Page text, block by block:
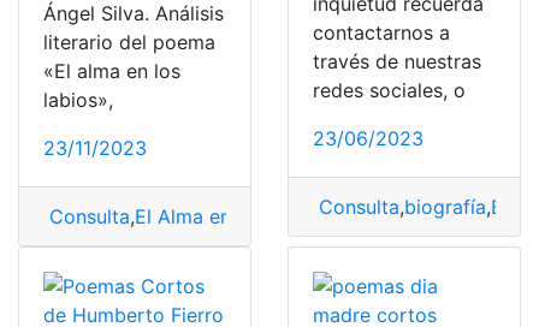
Ángel Silva. Análisis
literario del poema
«El alma en los
labios»,
23/11/2023
Consulta,El Alma en los Labios,Medardo Ángel Silva
contactarnos a
través de nuestras
redes sociales, o
23/06/2023
Consulta,biografía,